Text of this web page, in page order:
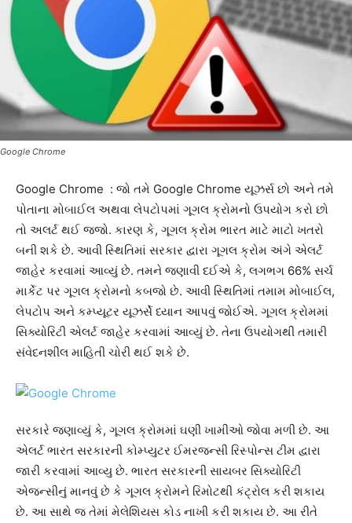
Google Chrome
Google Chrome : જો તમે Google Chrome યૂઝર્સ છો અને તમે
પોતાના મોબાઈલ અથવા લેપટોપમાં ગૂગલ ક્રોમનો ઉપયોગ કરો છો
તો અલર્ટ થઈ જજો. કારણ કે, ગૂગલ ક્રોમ ભારત માટે માટો ખતરો
બની શકે છે. આવી સ્થિતિમાં સરકાર દ્વારા ગૂગલ ક્રોમ અંગે એલર્ટ
જાહેર કરવામાં આવ્યું છે. તમને જણાવી દઈએ કે, લગભગ 66% સર્ચ
માર્કેટ પર ગૂગલ ક્રોમનો કબજો છે. આવી સ્થિતિમાં તમામ મોબાઈલ,
લેપટોપ અને કમ્પ્યૂટર યૂઝર્સે ધ્યાન આપવું જોઈએ. ગૂગલ ક્રોમમાં
સિક્યોરિટી એલર્ટ જાહેર કરવામાં આવ્યું છે. તેના ઉપયોગથી તમારી
સંવેદનશીલ માહિતી ચોરી થઈ શકે છે.
સરકારે જણાવ્યું કે, ગૂગલ ક્રોમમાં ઘણી ખામીઓ જોવા મળી છે. આ
એલર્ટ ભારત સરકારની કોમ્પ્યુટર ઈમરજન્સી રિસ્પોન્સ ટીમ દ્વારા
જારી કરવામાં આવ્યુ છે. ભારત સરકારની સાયબર સિક્યોરિટી
એજન્સીનું માનવું છે કે ગૂગલ ક્રોમને રિમોટથી કંટ્રોલ કરી શકાય
છે. આ સાથે જ તેમાં મેલેશિયસ કોડ નાખી કરી શકાય છે. આ રીતે